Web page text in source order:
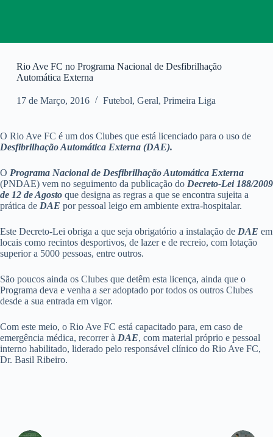
Rio Ave FC no Programa Nacional de Desfibrilhação
Automática Externa
17 de Março, 2016 Futebol, Geral, Primeira Liga
O Rio Ave FC é um dos Clubes que está licenciado para o uso de
Desfibrilhação Automática Externa (DAE).
O Programa Nacional de Desfibrilhação Automática Externa
(PNDAE) vem no seguimento da publicação do Decreto-Lei 188/2009
de 12 de Agosto que designa as regras a que se encontra sujeita a
prática de DAE por pessoal leigo em ambiente extra-hospitalar.
Este Decreto-Lei obriga a que seja obrigatório a instalação de DAE em
locais como recintos desportivos, de lazer e de recreio, com lotação
superior a 5000 pessoas, entre outros.
São poucos ainda os Clubes que detêm esta licença, ainda que o
Programa deva e venha a ser adoptado por todos os outros Clubes
desde a sua entrada em vigor.
Com este meio, o Rio Ave FC está capacitado para, em caso de
emergência médica, recorrer à DAE, com material próprio e pessoal
interno habilitado, liderado pelo responsável clínico do Rio Ave FC,
Dr. Basil Ribeiro.